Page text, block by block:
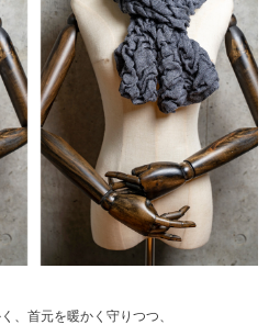
、首元を暖かく守りつつ、